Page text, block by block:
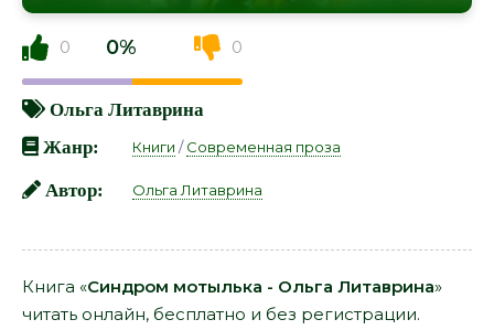
0 0% 0
Ольга Литаврина
Жанр:
Книги /Современная проза
Автор: Ольга Литаврина
Книга «Синдром мотылька - Ольга Литаврина»
читать онлайн, бесплатно и без регистрации.